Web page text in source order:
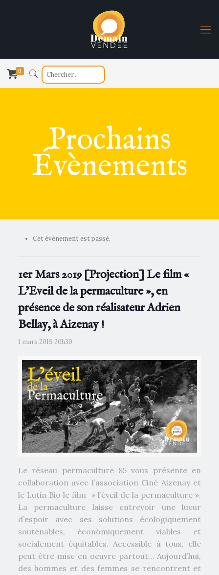
0
Prochains
Évènements
Cet évènement est passé.
1er Mars 2019 [Projection] Le film «
L’Eveil de la permaculture », en
présence de son réalisateur Adrien
Bellay, à Aizenay !
1 mars 2019 20h30
Le réseau permaculture 85 vous présente en
collaboration avec l’association Ciné Aizenay et
le Lutin Bio le film » l’éveil de la permaculture ».
La permaculture laisse entrevoir une lueur
d’espoir avec ses solutions écologiquement
soutenables, économiquement viables et
socialement équitables. Accessible à tous, elle
peut être mise en oeuvre partout… Aujourd’hui,
des hommes et des femmes se rencontrent et